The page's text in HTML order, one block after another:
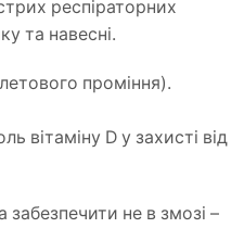
респіраторних
та навесні.
проміння). ⠀
вітаміну D у захисті від
забезпечити не в змозі –